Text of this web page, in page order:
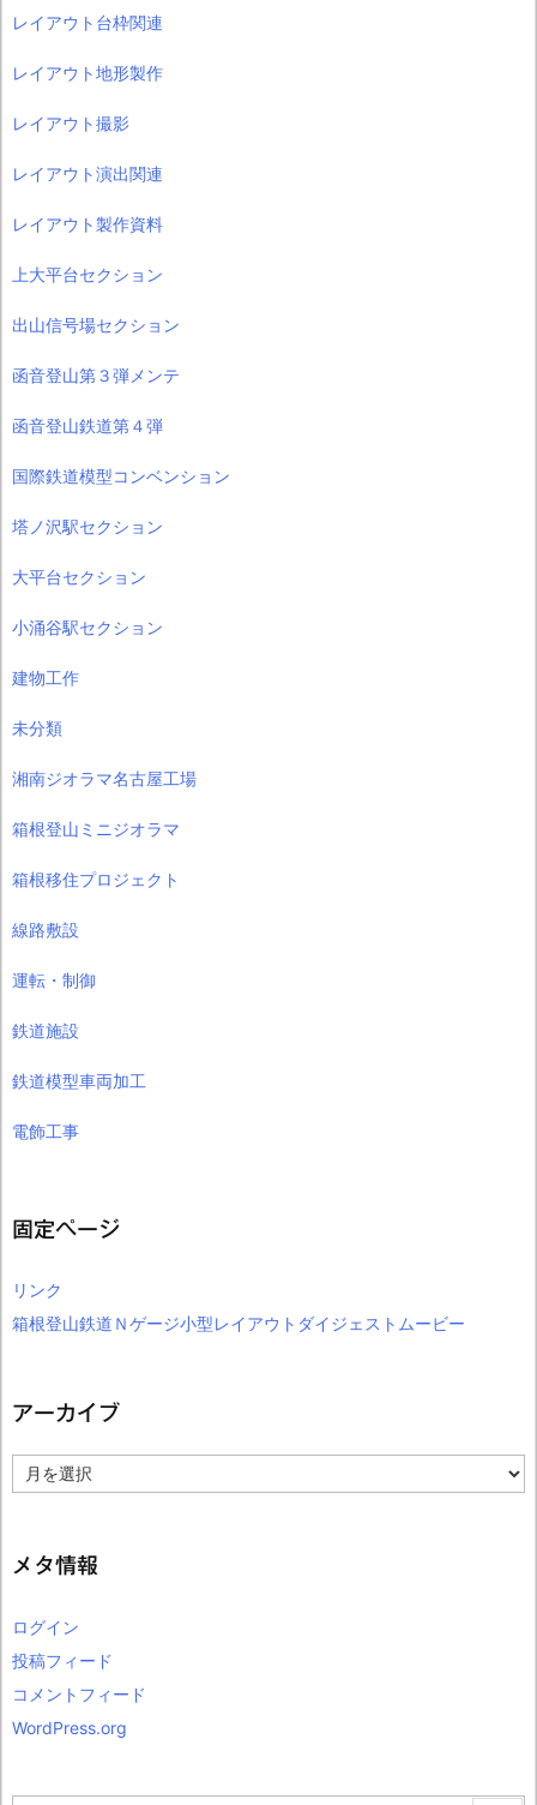
レイアウト台枠関連
レイアウト地形製作
レイアウト撮影
レイアウト演出関連
レイアウト製作資料
上大平台セクション
出山信号場セクション
函音登山第３弾メンテ
函音登山鉄道第４弾
国際鉄道模型コンベンション
塔ノ沢駅セクション
大平台セクション
小涌谷駅セクション
建物工作
未分類
湘南ジオラマ名古屋工場
箱根登山ミニジオラマ
箱根移住プロジェクト
線路敷設
運転・制御
鉄道施設
鉄道模型車両加工
電飾工事
固定ページ
リンク
箱根登山鉄道Ｎゲージ小型レイアウトダイジェストムービー
アーカイブ
ー
ブ
メタ情報
ログイン
投稿フィード
コメントフィード
WordPress.org